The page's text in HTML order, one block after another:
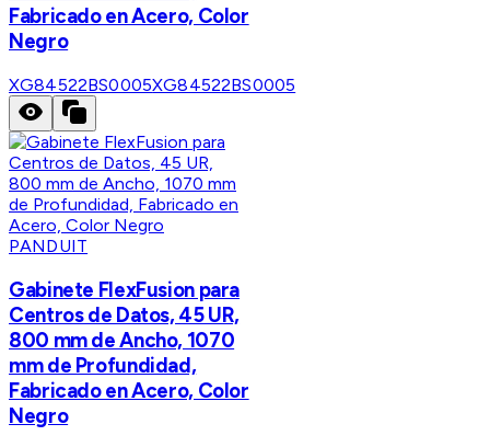
Fabricado en Acero, Color
Negro
XG84522BS0005XG84522BS0005
PANDUIT
Gabinete FlexFusion para
Centros de Datos, 45 UR,
800 mm de Ancho, 1070
mm de Profundidad,
Fabricado en Acero, Color
Negro